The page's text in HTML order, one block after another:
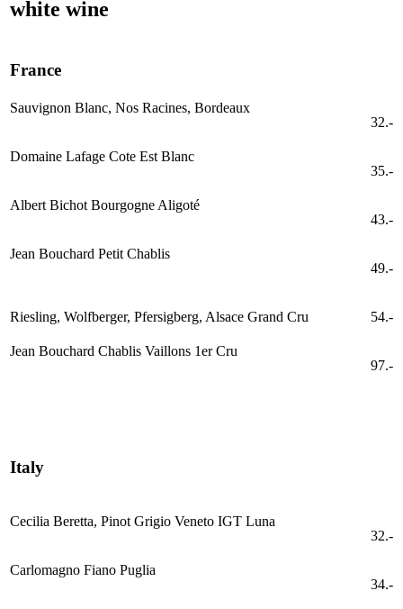
white wine
France
Sauvignon Blanc, Nos Racines, Bordeaux
32.-
Domaine Lafage Cote Est Blanc
35.-
Albert Bichot Bourgogne Aligoté
43.-
Jean Bouchard Petit Chablis
49.-
Riesling, Wolfberger, Pfersigberg, Alsace Grand Cru 54.-
Jean Bouchard Chablis Vaillons 1er Cru
97.-
Italy
Cecilia Beretta, Pinot Grigio Veneto IGT Luna
32.-
Carlomagno Fiano Puglia
34.-